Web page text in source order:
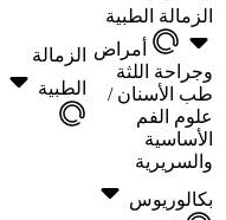
الزمالة الطبية
أمراض
وجراحة اللثة
طب الأسنان /
علوم الفم
الأساسية
والسريرية
الزمالة
الطبية
بكالوريوس